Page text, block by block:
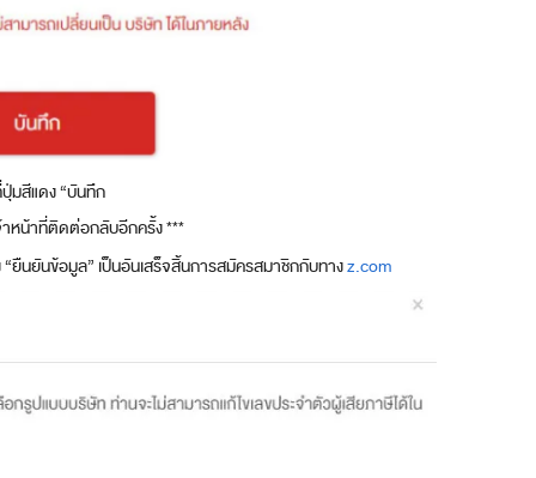
มสีแดง “บันทึก
หน้าที่ติดต่อกลับอีกครั้ง ***
นยันข้อมูล” เป็นอันเสร็จสิ้นการสมัครสมาชิกกับทางz.com